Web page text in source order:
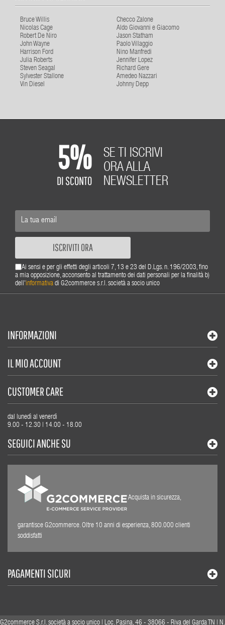
Bruce Willis
Checco Zalone
Nicolas Cage
Aldo Giovanni e Giacomo
Robert De Niro
Jason Statham
John Wayne
Paolo Villaggio
Harrison Ford
Nino Manfredi
Julia Roberts
Jennifer Lopez
Steven Seagal
Richard Gere
Sylvester Stallone
Amedeo Nazzari
Vin Diesel
Johnny Depp
5%
DI SCONTO
SE TI ISCRIVI
ORA ALLA
NEWSLETTER
ISCRIVITI ORA
Ai sensi e per gli effetti degli articoli 7, 13 e 23 del D.Lgs. n. 196/2003, fino
a mia opposizione, acconsento al trattamento dei dati personali per la finalità b)
dell'informativa di G2commerce s.r.l. società a socio unico
INFORMAZIONI
IL MIO ACCOUNT
CUSTOMER CARE
dal lunedì al venerdì
9.00 - 12.30 | 14.00 - 18.00
SEGUICI ANCHE SU
Acquista in sicurezza,
garantisce G2commerce. Oltre 10 anni di esperienza, 800.000 clienti
soddisfatti
PAGAMENTI SICURI
G2commerce S.r.l. società a socio unico | Loc. Pasina, 46 - 38066 - Riva del Garda TN | N.